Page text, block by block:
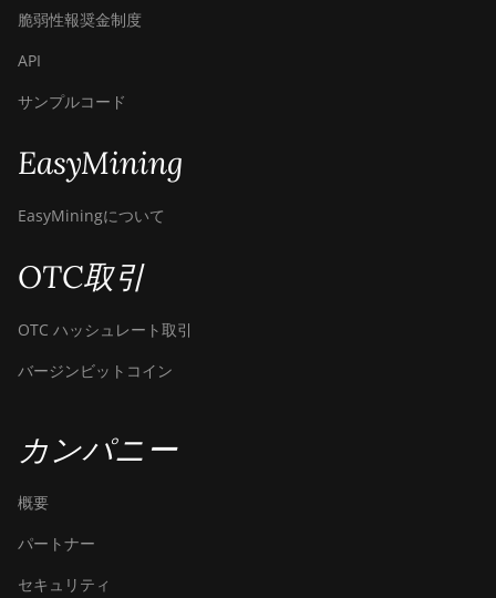
Canaan Avalon A1566I
Canaan Avalon A16 (282Th)
Canaan Avalon Made A1346
Canaan Avalon Made A1366
Canaan Avalon Made A1446
Canaan AvalonMiner 1047
Canaan AvalonMiner 1066
脆弱性報奨金制度
API
サンプルコード
EasyMining
EasyMiningについて
OTC取引
OTC ハッシュレート取引
バージンビットコイン
カンパニー
概要
パートナー
セキュリティ